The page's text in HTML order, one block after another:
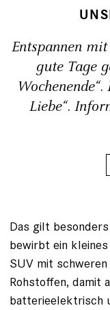
Entspannen
gute Tage
Liebe“.
Das gilt
bewirbt ein
SUV mit
Rohstoffen, damit
batterieelektrisch